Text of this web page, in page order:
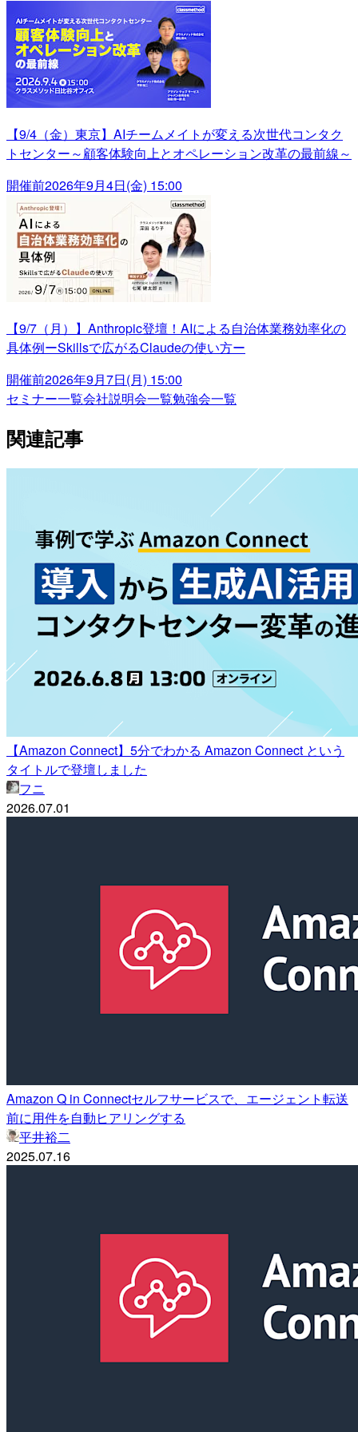
【9/4（金）東京】AIチームメイトが変える次世代コンタク
トセンター～顧客体験向上とオペレーション改革の最前線～
開催前2026年9月4日(金) 15:00
【9/7（月）】Anthropic登壇！AIによる自治体業務効率化の
具体例ーSkillsで広がるClaudeの使い方ー
開催前2026年9月7日(月) 15:00
セミナー一覧会社説明会一覧勉強会一覧
関連記事
【Amazon Connect】5分でわかる Amazon Connect という
タイトルで登壇しました
フニ
2026.07.01
Amazon Q in Connectセルフサービスで、エージェント転送
前に用件を自動ヒアリングする
平井裕二
2025.07.16